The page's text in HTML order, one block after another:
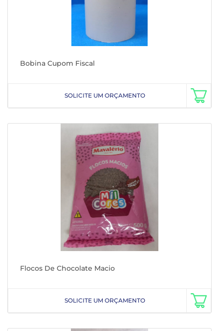
Bobina Cupom Fiscal
SOLICITE UM ORÇAMENTO
Flocos De Chocolate Macio
SOLICITE UM ORÇAMENTO